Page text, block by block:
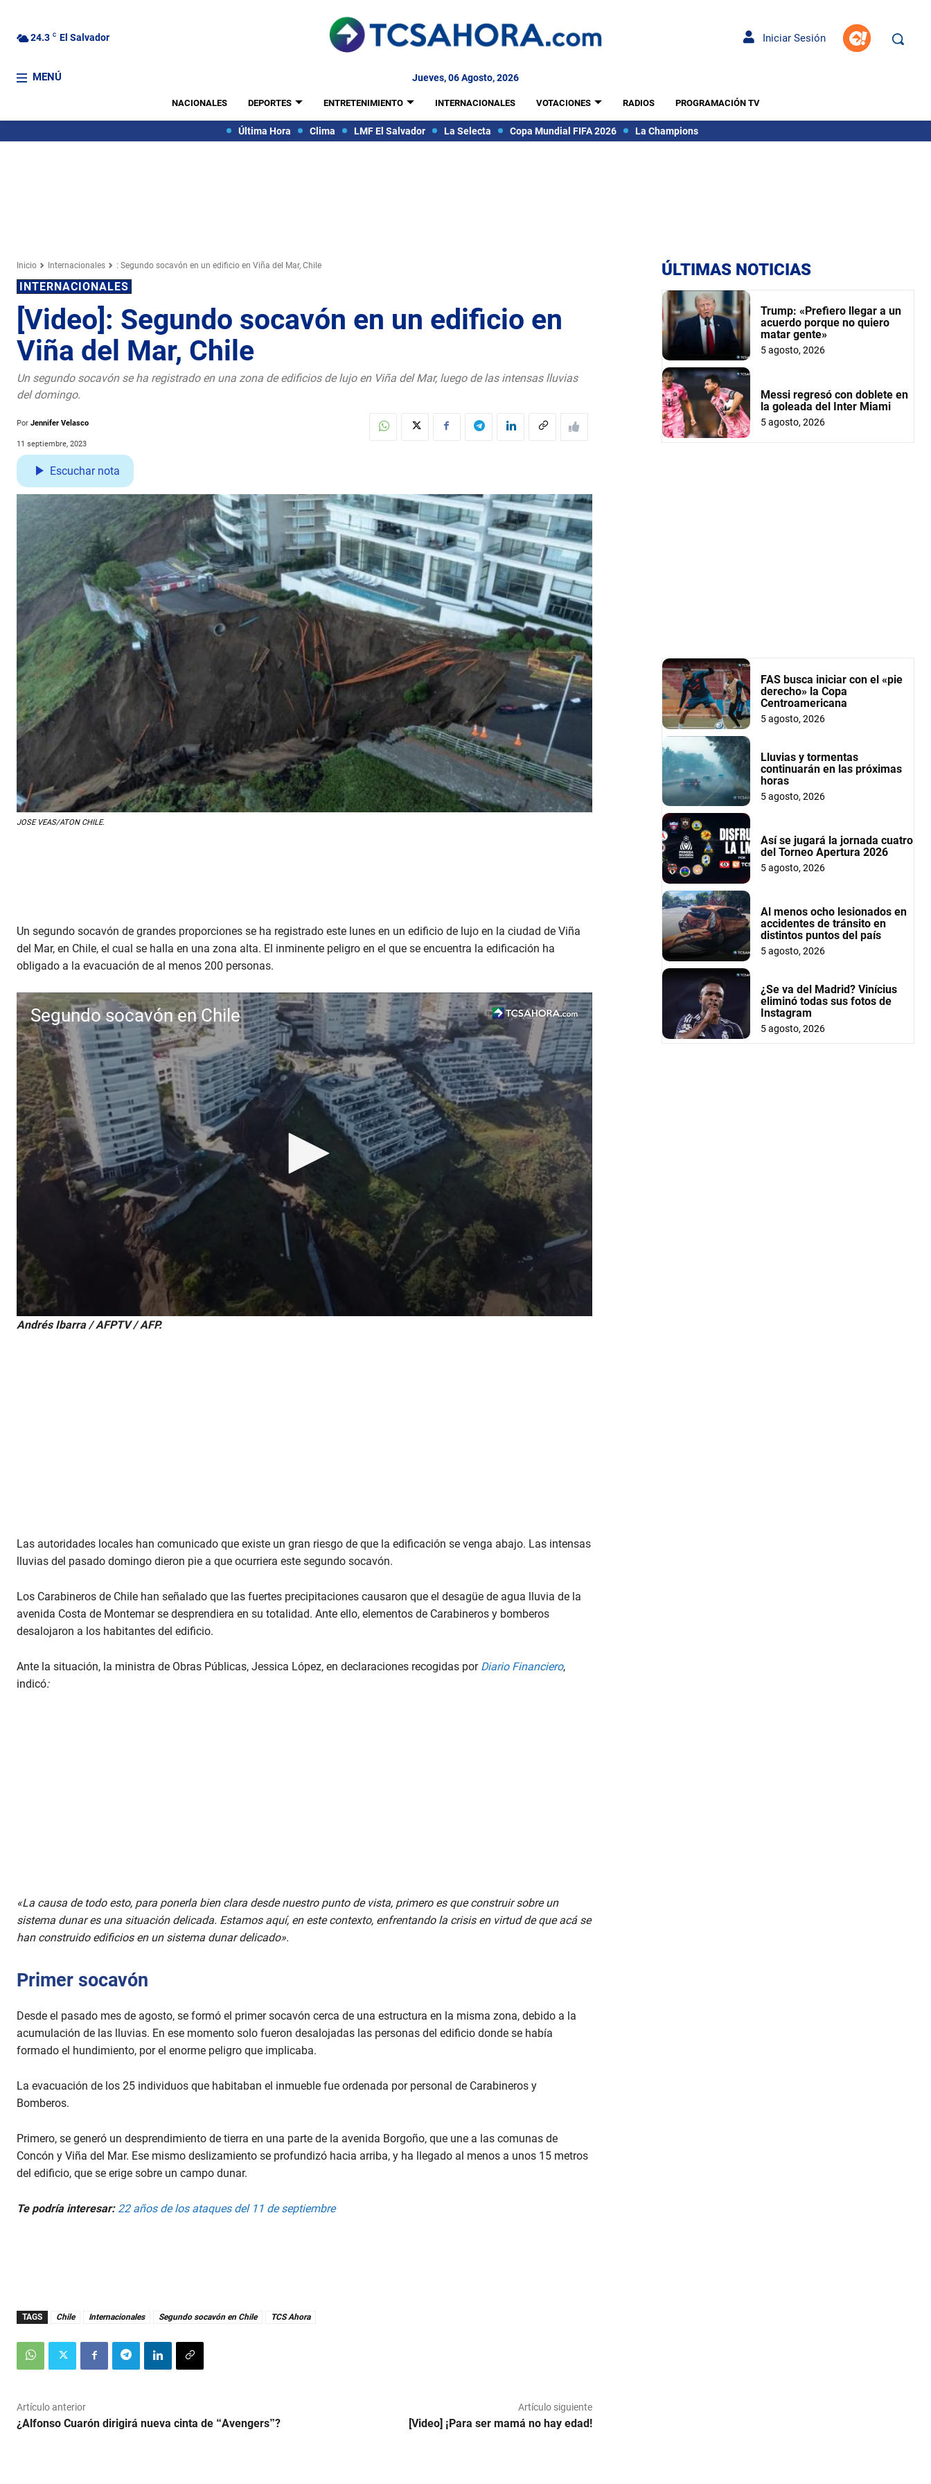
24.3 C El Salvador Iniciar Sesión
MENÚ Jueves, 06 Agosto, 2026
NACIONALES DEPORTES ENTRETENIMIENTO INTERNACIONALES VOTACIONES RADIOS PROGRAMACIÓN TV
Última Hora Clima LMF El Salvador La Selecta Copa Mundial FIFA 2026 La Champions
Inicio Internacionales : Segundo socavón en un edificio en Viña del Mar, Chile
INTERNACIONALES
[Video]: Segundo socavón en un edificio en
Viña del Mar, Chile
Un segundo socavón se ha registrado en una zona de edificios de lujo en Viña del Mar, luego de las intensas lluvias
del domingo.
Por Jennifer Velasco
11 septiembre, 2023
Escuchar nota
JOSE VEAS/ATON CHILE.
Un segundo socavón de grandes proporciones se ha registrado este lunes en un edificio de lujo en la ciudad de Viña
del Mar, en Chile, el cual se halla en una zona alta. El inminente peligro en el que se encuentra la edificación ha
obligado a la evacuación de al menos 200 personas.
Segundo socavón en Chile
0
s
e
c
o
s
V
o
l
e
0
Andrés Ibarra / AFPTV / AFP.
Las autoridades locales han comunicado que existe un gran riesgo de que la edificación se venga abajo. Las intensas
lluvias del pasado domingo dieron pie a que ocurriera este segundo socavón.
Los Carabineros de Chile han señalado que las fuertes precipitaciones causaron que el desagüe de agua lluvia de la
avenida Costa de Montemar se desprendiera en su totalidad. Ante ello, elementos de Carabineros y bomberos
desalojaron a los habitantes del edificio.
Ante la situación, la ministra de Obras Públicas, Jessica López, en declaraciones recogidas por Diario Financiero,
indicó:
«La causa de todo esto, para ponerla bien clara desde nuestro punto de vista, primero es que construir sobre un
sistema dunar es una situación delicada. Estamos aquí, en este contexto, enfrentando la crisis en virtud de que acá se
han construido edificios en un sistema dunar delicado».
Primer socavón
Desde el pasado mes de agosto, se formó el primer socavón cerca de una estructura en la misma zona, debido a la
acumulación de las lluvias. En ese momento solo fueron desalojadas las personas del edificio donde se había
formado el hundimiento, por el enorme peligro que implicaba.
La evacuación de los 25 individuos que habitaban el inmueble fue ordenada por personal de Carabineros y
Bomberos.
Primero, se generó un desprendimiento de tierra en una parte de la avenida Borgoño, que une a las comunas de
Concón y Viña del Mar. Ese mismo deslizamiento se profundizó hacia arriba, y ha llegado al menos a unos 15 metros
del edificio, que se erige sobre un campo dunar.
Te podría interesar: 22 años de los ataques del 11 de septiembre
TAGS Chile Internacionales Segundo socavón en Chile TCS Ahora
Artículo anterior
¿Alfonso Cuarón dirigirá nueva cinta de “Avengers”?
Artículo siguiente
[Video] ¡Para ser mamá no hay edad!
ÚLTIMAS NOTICIAS
Trump: «Prefiero llegar a un
acuerdo porque no quiero
matar gente»
5 agosto, 2026
Messi regresó con doblete en
la goleada del Inter Miami
5 agosto, 2026
FAS busca iniciar con el «pie
derecho» la Copa
Centroamericana
5 agosto, 2026
Lluvias y tormentas
continuarán en las próximas
horas
5 agosto, 2026
Así se jugará la jornada cuatro
del Torneo Apertura 2026
5 agosto, 2026
Al menos ocho lesionados en
accidentes de tránsito en
distintos puntos del país
5 agosto, 2026
¿Se va del Madrid? Vinícius
eliminó todas sus fotos de
Instagram
5 agosto, 2026